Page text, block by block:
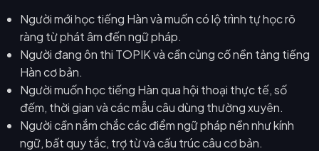
Người mới học tiếng Hàn và muốn có lộ trình tự học rõ
ràng từ phát âm đến ngữ pháp.
Người đang ôn thi TOPIK và cần củng cố nền tảng tiếng
Hàn cơ bản.
Người muốn học tiếng Hàn qua hội thoại thực tế, số
đếm, thời gian và các mẫu câu dùng thường xuyên.
Người cần nắm chắc các điểm ngữ pháp nền như kính
ngữ, bất quy tắc, trợ từ và cấu trúc câu cơ bản.